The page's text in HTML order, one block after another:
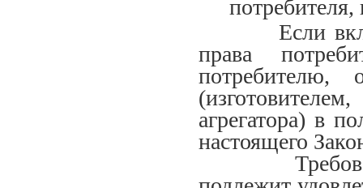
Если
права
потребителю,
агрегатора) в
настоящего
Требование